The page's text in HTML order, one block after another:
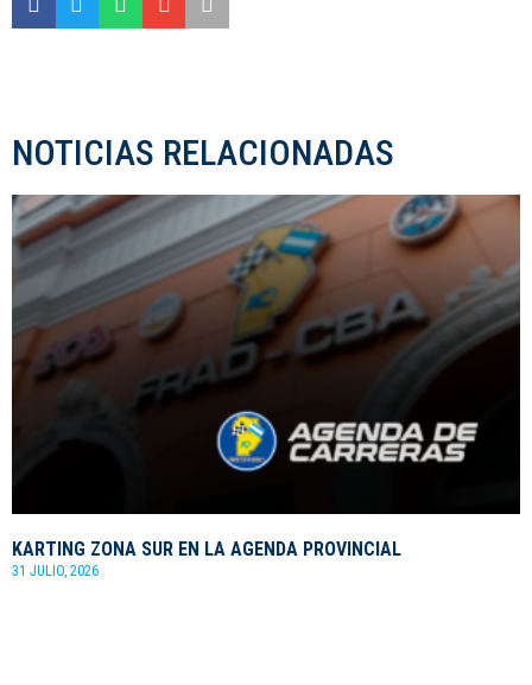
NOTICIAS RELACIONADAS
KARTING ZONA SUR EN LA AGENDA PROVINCIAL
31 JULIO, 2026